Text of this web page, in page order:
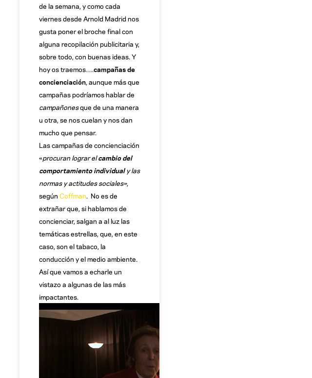
de la semana, y como cada
viernes desde Arnold Madrid nos
gusta poner el broche final con
alguna recopilación publicitaria y,
sobre todo, con buenas ideas. Y
hoy os traemos…. campañas de
concienciación , aunque más que
campañas podríamos hablar de
campañonesque de una manera
u otra, se nos cuelan y nos dan
mucho que pensar.
Las campañas de concienciación
«procuran lograr elcambio del
comportamiento individualy las
normas y actitudes sociales»,
según Coffman . No es de
extrañar que, si hablamos de
concienciar, salgan a al luz las
temáticas estrellas, que, en este
caso, son el tabaco, la
conducción y el medio ambiente.
Así que vamos a echarle un
vistazo a algunas de las más
impactantes.